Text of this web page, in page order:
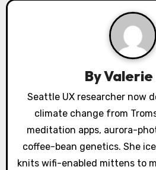
o
n
ByValerie
Seattle UX researcher now
climate change from
meditation apps, aurora-
coffee-bean genetics. She
knits wifi-enabled mittens to